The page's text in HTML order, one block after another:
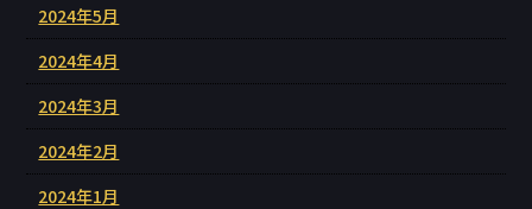
2024年5月
2024年4月
2024年3月
2024年2月
2024年1月